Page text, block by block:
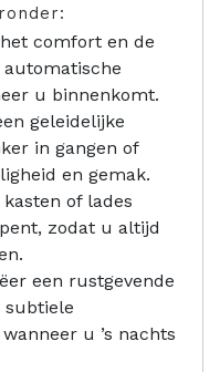
comfort en de
u binnenkomt.
geleidelijke
in gangen of
en gemak.
of lades
zodat u altijd
een rustgevende
subtiele
u ’s nachts